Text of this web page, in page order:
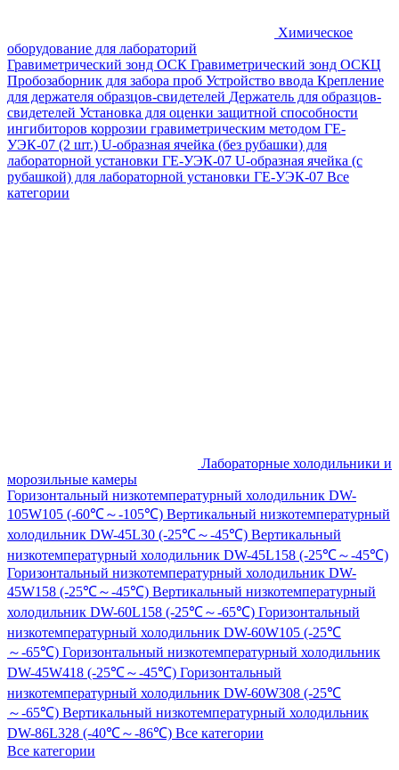
Химическое
оборудование для лабораторий
Гравиметрический зонд ОСК Гравиметрический зонд ОСКЦ
Пробозаборник для забора проб Устройство ввода Крепление
для держателя образцов-свидетелей Держатель для образцов-
свидетелей Установка для оценки защитной способности
ингибиторов коррозии гравиметрическим методом ГЕ-
УЭК-07 (2 шт.) U-образная ячейка (без рубашки) для
лабораторной установки ГЕ-УЭК-07 U-образная ячейка (с
рубашкой) для лабораторной установки ГЕ-УЭК-07 Все
категории
Лабораторные холодильники и
морозильные камеры
Горизонтальный низкотемпературный холодильник DW-
105W105 (-60℃～-105℃) Вертикальный низкотемпературный
холодильник DW-45L30 (-25℃～-45℃) Вертикальный
низкотемпературный холодильник DW-45L158 (-25℃～-45℃)
Горизонтальный низкотемпературный холодильник DW-
45W158 (-25℃～-45℃) Вертикальный низкотемпературный
холодильник DW-60L158 (-25℃～-65℃) Горизонтальный
низкотемпературный холодильник DW-60W105 (-25℃
～-65℃) Горизонтальный низкотемпературный холодильник
DW-45W418 (-25℃～-45℃) Горизонтальный
низкотемпературный холодильник DW-60W308 (-25℃
～-65℃) Вертикальный низкотемпературный холодильник
DW-86L328 (-40℃～-86℃) Все категории
Все категории